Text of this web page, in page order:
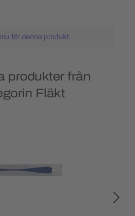
för denna produkt.
produkter från
Fläkt